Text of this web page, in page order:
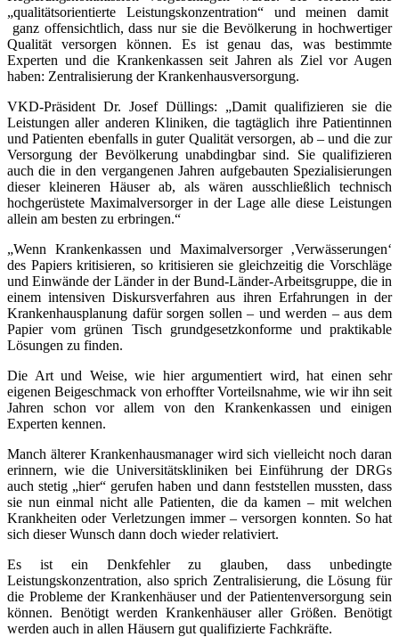
„qualitätsorientierte Leistungskonzentration“ und meinen damit
ganz offensichtlich, dass nur sie die Bevölkerung in hochwertiger
Qualität versorgen können. Es ist genau das, was bestimmte
Experten und die Krankenkassen seit Jahren als Ziel vor Augen
haben: Zentralisierung der Krankenhausversorgung.
VKD-Präsident Dr. Josef Düllings: „Damit qualifizieren sie die
Leistungen aller anderen Kliniken, die tagtäglich ihre Patientinnen
und Patienten ebenfalls in guter Qualität versorgen, ab – und die zur
Versorgung der Bevölkerung unabdingbar sind. Sie qualifizieren
auch die in den vergangenen Jahren aufgebauten Spezialisierungen
dieser kleineren Häuser ab, als wären ausschließlich technisch
hochgerüstete Maximalversorger in der Lage alle diese Leistungen
allein am besten zu erbringen.“
„Wenn Krankenkassen und Maximalversorger ‚Verwässerungen‘
des Papiers kritisieren, so kritisieren sie gleichzeitig die Vorschläge
und Einwände der Länder in der Bund-Länder-Arbeitsgruppe, die in
einem intensiven Diskursverfahren aus ihren Erfahrungen in der
Krankenhausplanung dafür sorgen sollen – und werden – aus dem
Papier vom grünen Tisch grundgesetzkonforme und praktikable
Lösungen zu finden.
Die Art und Weise, wie hier argumentiert wird, hat einen sehr
eigenen Beigeschmack von erhoffter Vorteilsnahme, wie wir ihn seit
Jahren schon vor allem von den Krankenkassen und einigen
Experten kennen.
Manch älterer Krankenhausmanager wird sich vielleicht noch daran
erinnern, wie die Universitätskliniken bei Einführung der DRGs
auch stetig „hier“ gerufen haben und dann feststellen mussten, dass
sie nun einmal nicht alle Patienten, die da kamen – mit welchen
Krankheiten oder Verletzungen immer – versorgen konnten. So hat
sich dieser Wunsch dann doch wieder relativiert.
Es ist ein Denkfehler zu glauben, dass unbedingte
Leistungskonzentration, also sprich Zentralisierung, die Lösung für
die Probleme der Krankenhäuser und der Patientenversorgung sein
können. Benötigt werden Krankenhäuser aller Größen. Benötigt
werden auch in allen Häusern gut qualifizierte Fachkräfte.